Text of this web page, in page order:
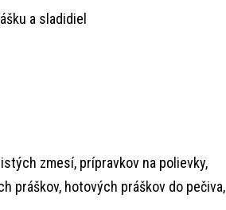
a sladidiel
zmesí, prípravkov na polievky,
práškov, hotových práškov do pečiva,